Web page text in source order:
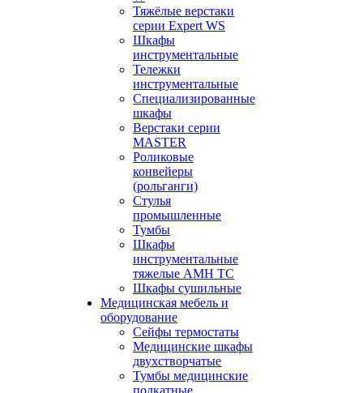
Тяжёлые верстаки
серии Expert WS
Шкафы
инструментальные
Тележки
инструментальные
Cпециализированные
шкафы
Верстаки серии
MASTER
Роликовые
конвейеры
(рольганги)
Стулья
промышленные
Тумбы
Шкафы
инструментальные
тяжелые АМН ТС
Шкафы сушильные
Медицинская мебель и
оборудование
Сейфы термостаты
Медицинские шкафы
двухстворчатые
Тумбы медицинские
подкатные